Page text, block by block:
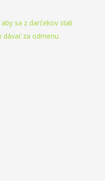
sa z darčekov stali
dávať za odmenu.